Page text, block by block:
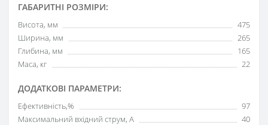
ГАБАРИТНІ РОЗМІРИ:
Висота, мм
475
Ширина, мм
265
Глибина, мм
165
Маса, кг
22
ДОДАТКОВІ ПАРАМЕТРИ:
Ефективність,%
97
Максимальний вхідний струм, А
40